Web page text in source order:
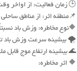
🕒 زمان فعالیت: از اواخر وقت شنبه 02 فروردین تا ظهر
📌منطقه اثر: از مناطق
🔶نوع مخاطره: وزش باد
🌪 بیشینه سرعت وزش باد تا 13 متر بر ثانیه (47 کیلومتر بر
🌊 بیشینه ارتفاع موج قابل ملاحظه تا 1.5 و
🔶 اثر مخاطره: